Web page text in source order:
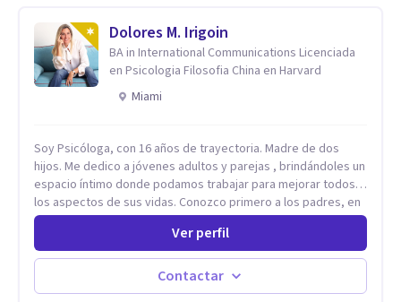
esta conversación abierta y del trabajo analítico conjunto, se
exploran las vivencias que aún condicionan el presente, se les
otorga un nuevo sentido y se transforma su impacto
emocional. De esta forma, los pacientes logran mayor
claridad sobre sí mismos, reducen significativamente su
Dolores M. Irigoin
BA in International Communications Licenciada
en Psicologia Filosofia China en Harvard
Miami
Soy Psicóloga, con 16 años de trayectoria. Madre de dos
hijos. Me dedico a jóvenes adultos y parejas , brindándoles un
espacio íntimo donde podamos trabajar para mejorar todos
los aspectos de sus vidas. Conozco primero a los padres, en
el caso de niños u adolescentes, para luego seguir la terapia
con sus hijos, apuntalándolos en su futuro personal,
universitario y profesional, siempre conteniendo
paralelamente a los padres y brindándoles un espacio de
seguridad. Hago terapia de pareja y adultos con método
Ver perfil
Contactar